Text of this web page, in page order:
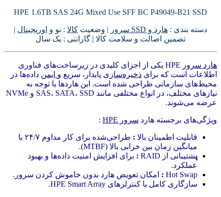
HPE 1.6TB SAS 24G Mixed Use SFF BC P49049-B21 SSD
دسته بندی : هارد و SSD سرور | وضعیت کالا : نو و اوریجینال |
تضمین اصالت و سلامت کالا | گارانتی : یک سال
هارد سرور
HPE یکی از اجزای کلیدی در زیرساخت‌های فناوری
اطلاعات است که برای ذخیره‌سازی پایدار، سریع و ایمن داده‌ها در
محیط‌های سازمانی طراحی شده است. این هاردها با توجه به
نیازهای مختلف، در انواع مختلفی مانند SAS، SATA، SSD و NVMe
عرضه می‌شوند.
ویژگی‌های برجسته هارد سرور HPE :
قابلیت اطمینان بالا :
طراحی‌شده برای کار مداوم ۲۴/۷ با
میانگین زمان بین خرابی بالا (MTBF).
پشتیبانی از RAID : برای افزایش امنیت داده‌ها و بهبود
عملکرد.
Hot Swap
: امکان تعویض هارد بدون خاموش کردن سرور.
سازگاری کامل با کنترلرهای HPE Smart Array.